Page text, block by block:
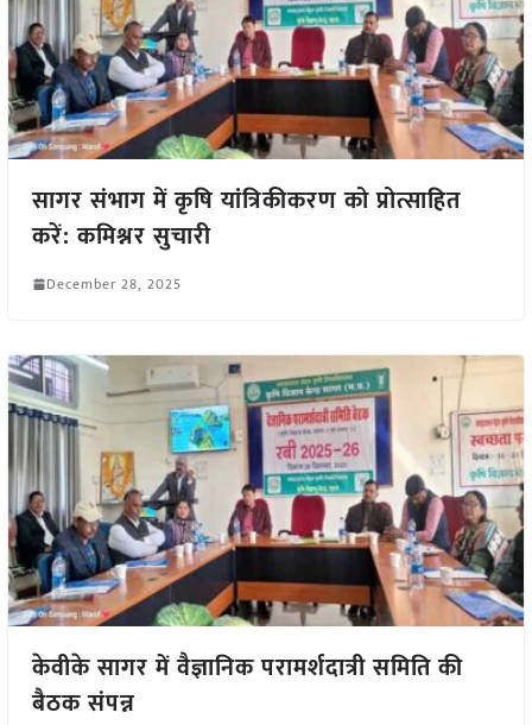
सागर संभाग में कृषि यांत्रिकीकरण को प्रोत्साहित
करें: कमिश्नर सुचारी
December 28, 2025
केवीके सागर में वैज्ञानिक परामर्शदात्री समिति की
बैठक संपन्न